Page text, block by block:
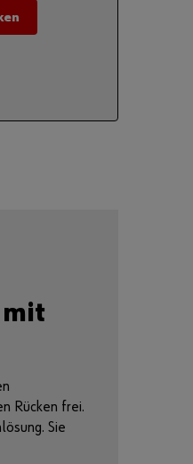
mit
Rücken frei.
Sie